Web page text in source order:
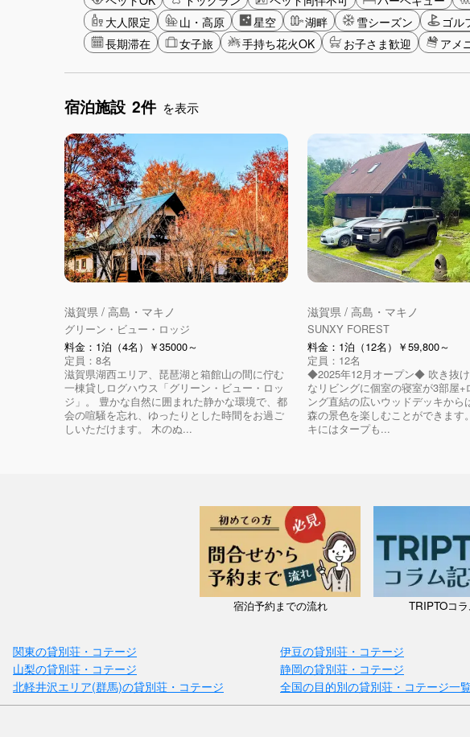
大人限定
山・高原 星空 湖畔 雪シーズン ゴル
長期滞在
女子旅 手持ち花火OK お子さま歓迎 アメ
宿泊施設 2件 を表示
滋賀県 / 高島・マキノ
グリーン・ビュー・ロッジ
料金：1泊（4名）￥35000～
定員：8名
滋賀県湖西エリア、琵琶湖と箱館山の間に佇む
一棟貸しログハウス「グリーン・ビュー・ロッ
ジ」。 豊かな自然に囲まれた静かな環境で、都
会の喧騒を忘れ、ゆったりとした時間をお過ご
しいただけます。 木のぬ...
滋賀県 / 高島・マキノ
SUNXY FOREST
料金：1泊（12名）￥59,800～
定員：12名
◆2025年12月オープン◆ 吹き抜け
なリビングに個室の寝室が3部屋+
ング直結の広いウッドデッキから
森の景色を楽しむことができます
キにはタープも...
宿泊予約までの流れ TRIPTOコ
関東の貸別荘・コテージ 伊豆の貸別荘・コテージ
山梨の貸別荘・コテージ
静岡の貸別荘・コテージ
北軽井沢エリア(群馬)の貸別荘・コテージ
全国の目的別の貸別荘・コテージ一